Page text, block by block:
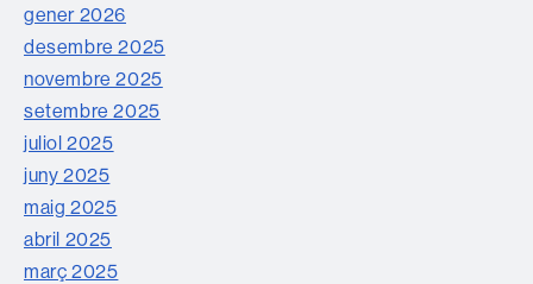
gener 2026
desembre 2025
novembre 2025
setembre 2025
juliol 2025
juny 2025
maig 2025
abril 2025
març 2025